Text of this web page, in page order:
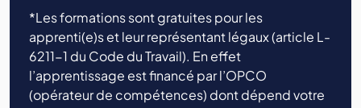
*Les formations sont gratuites pour les
apprenti(e)s et leur représentant légaux (article L-
6211-1 du Code du Travail). En effet
l’apprentissage est financé par l’OPCO
(opérateur de compétences) dont dépend votre